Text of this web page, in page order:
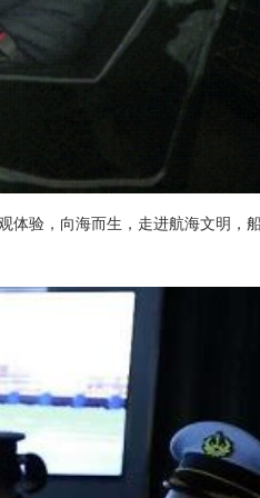
体验，向海而生，走进航海文明，